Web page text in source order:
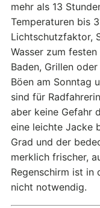
mehr als 13
Temperaturen bis
Lichtschutzfaktor,
Wasser zum
Baden, Grillen
Böen am Sonntag
sind für
aber keine Gefahr
eine leichte Jacke
Grad und der
merklich frischer,
Regenschirm ist in
nicht notwendig.